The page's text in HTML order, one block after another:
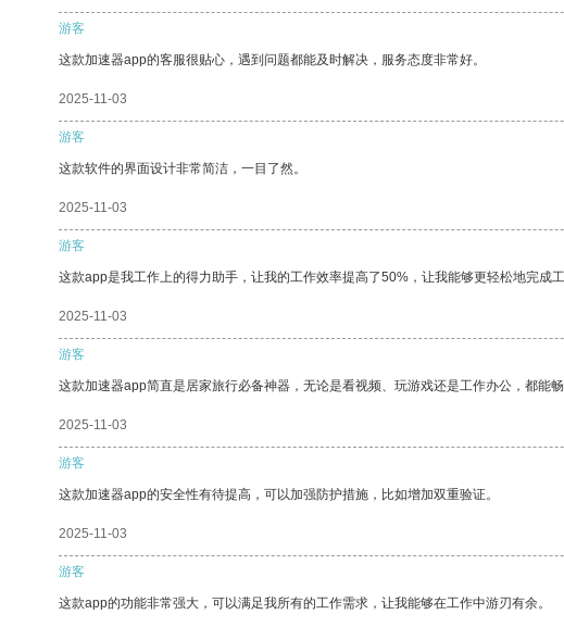
游客
这款加速器app的客服很贴心，遇到问题都能及时解决，服务态度非常好。
2025-11-03
游客
这款软件的界面设计非常简洁，一目了然。
2025-11-03
游客
这款app是我工作上的得力助手，让我的工作效率提高了50%，让我能够更轻松地完成工
2025-11-03
游客
这款加速器app简直是居家旅行必备神器，无论是看视频、玩游戏还是工作办公，都能
2025-11-03
游客
这款加速器app的安全性有待提高，可以加强防护措施，比如增加双重验证。
2025-11-03
游客
这款app的功能非常强大，可以满足我所有的工作需求，让我能够在工作中游刃有余。